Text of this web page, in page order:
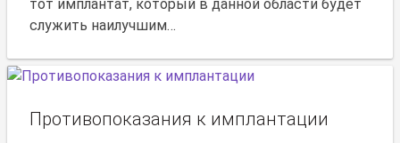
тот имплантат, который в данной области будет
служить наилучшим…
Противопоказания к имплантации